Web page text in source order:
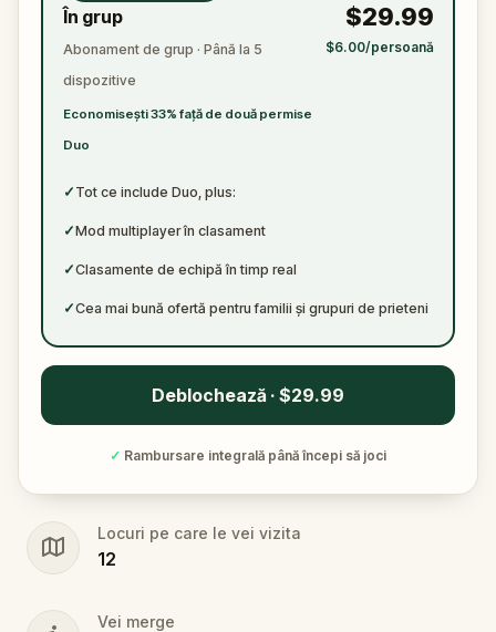
✓
În grup
Abonament de grup · Până la 5
dispozitive
Economisești 33% față de două permise
Duo
$29.99
$6.00/persoană
✓ Tot ce include Duo, plus:
✓Mod multiplayer în clasament
✓Clasamente de echipă în timp real
✓Cea mai bună ofertă pentru familii și grupuri de prieteni
Deblochează · $29.99
✓ Rambursare integrală până începi să joci
Locuri pe care le vei vizita
12
Vei merge